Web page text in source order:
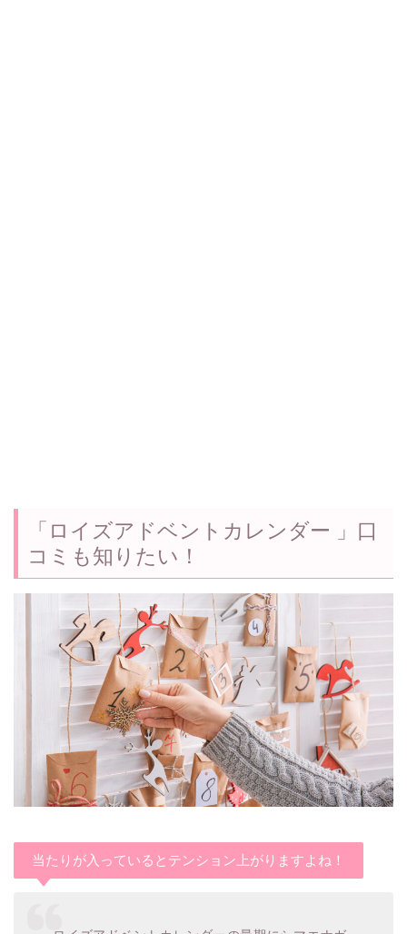
「ロイズアドベントカレンダー 」口
コミも知りたい！
当たりが入っているとテンション上がりますよね！